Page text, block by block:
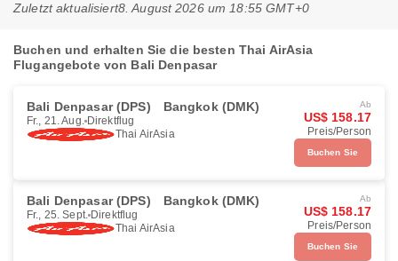
Zuletzt aktualisiert8. August 2026 um 18:55 GMT+0
Buchen und erhalten Sie die besten Thai AirAsia
Flugangebote von Bali Denpasar
Bali Denpasar (DPS) Bangkok (DMK)
Fr., 21. Aug. Direktflug
Thai AirAsia
Ab
US$ 158.17
Preis/Person
Buchen Sie
Bali Denpasar (DPS) Bangkok (DMK)
Fr., 25. Sept. Direktflug
Thai AirAsia
Ab
US$ 158.17
Preis/Person
Buchen Sie